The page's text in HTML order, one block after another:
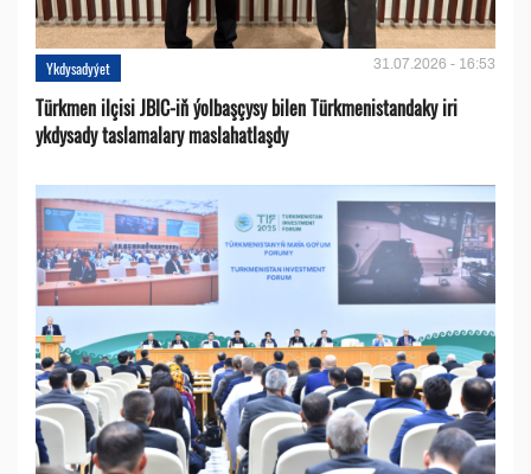
Ykdysadyýet 31.07.2026 - 16:53
Türkmen ilçisi JBIC-iň ýolbaşçysy bilen Türkmenistandaky iri
ykdysady taslamalary maslahatlaşdy